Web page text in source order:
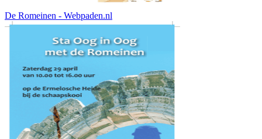
De Romeinen - Webpaden.nl